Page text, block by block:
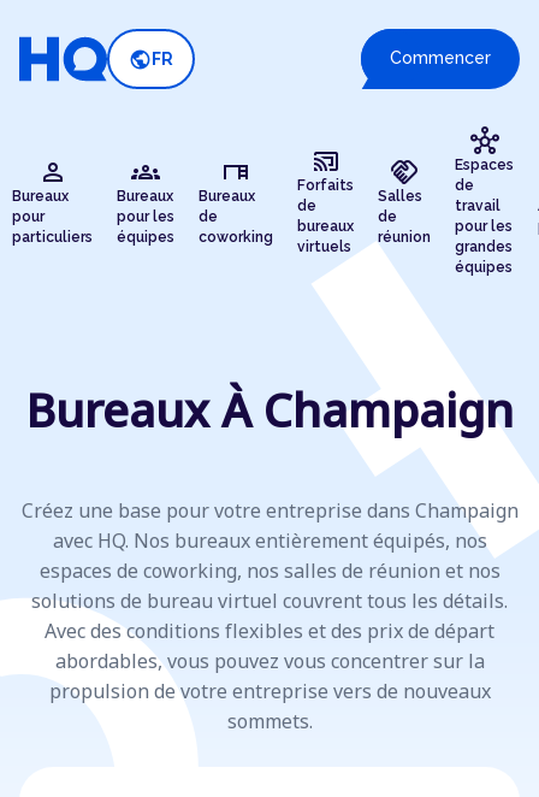
public FR Commencer
person
Bureaux
pour
particuliers
groups
Bureaux
pour les
équipes
desk
Bureaux
de
coworking
cast_connected
Forfaits
de
bureaux
virtuels
handshake
Salles
de
réunion
hub
Espaces
de
travail
pour les
grandes
équipes
Bureaux À Champaign
Créez une base pour votre entreprise dans Champaign
avec HQ. Nos bureaux entièrement équipés, nos
espaces de coworking, nos salles de réunion et nos
solutions de bureau virtuel couvrent tous les détails.
Avec des conditions flexibles et des prix de départ
abordables, vous pouvez vous concentrer sur la
propulsion de votre entreprise vers de nouveaux
sommets.